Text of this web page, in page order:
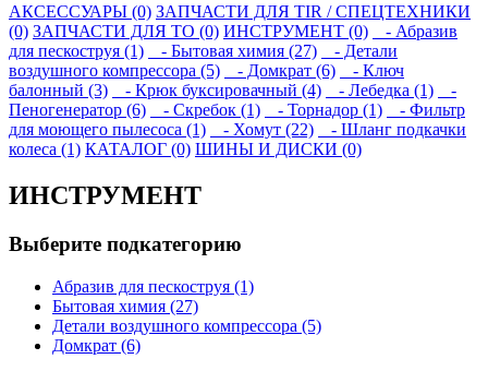
АКСЕССУАРЫ (0) ЗАПЧАСТИ ДЛЯ TIR / СПЕЦТЕХНИКИ
(0) ЗАПЧАСТИ ДЛЯ ТО (0) ИНСТРУМЕНТ (0)
- Абразив
для пескоструя (1)
- Бытовая химия (27)
- Детали
воздушного компрессора (5)
- Домкрат (6)
- Ключ
балонный (3)
- Крюк буксировачный (4) - Лебедка (1)
-
Пеногенератор (6)
- Скребок (1) - Торнадор (1)
- Фильтр
для моющего пылесоса (1)
- Хомут (22)
- Шланг подкачки
колеса (1) КАТАЛОГ (0) ШИНЫ И ДИСКИ (0)
ИНСТРУМЕНТ
Выберите подкатегорию
Абразив для пескоструя (1)
Бытовая химия (27)
Детали воздушного компрессора (5)
Домкрат (6)